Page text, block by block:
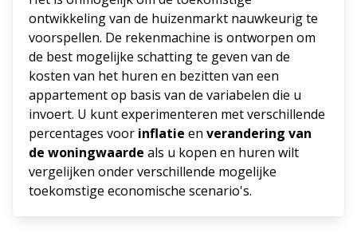
ontwikkeling van de huizenmarkt nauwkeurig te
voorspellen. De rekenmachine is ontworpen om
de best mogelijke schatting te geven van de
kosten van het huren en bezitten van een
appartement op basis van de variabelen die u
invoert. U kunt experimenteren met verschillende
percentages voor inflatie en verandering van
de woningwaarde als u kopen en huren wilt
vergelijken onder verschillende mogelijke
toekomstige economische scenario's.